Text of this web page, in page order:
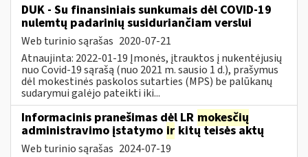
DUK - Su finansiniais sunkumais dėl COVID-19
nulemtų padarinių susiduriančiam verslui
Web turinio sąrašas 2020-07-21
Atnaujinta: 2022-01-19 Įmonės, įtrauktos į nukentėjusių
nuo Covid-19 sąrašą (nuo 2021 m. sausio 1 d.), prašymus
dėl mokestinės paskolos sutarties (MPS) be palūkanų
sudarymui galėjo pateikti iki...
Informacinis pranešimas dėl LR mokesčių
administravimo įstatymo ir kitų teisės aktų
Web turinio sąrašas 2024-07-19